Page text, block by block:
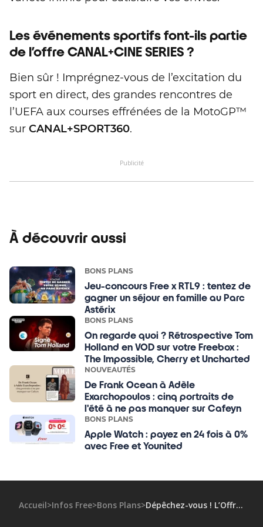
Les événements sportifs font-ils partie
de l’offre CANAL+CINE SERIES ?
Bien sûr ! Imprégnez-vous de l’excitation du
sport en direct, des grandes rencontres de
l’UEFA aux courses effrénées de la MotoGP™
sur CANAL+SPORT360.
Publicité
À découvrir aussi
BONS PLANS
Jeu-concours Free x RTL9 : tentez de
gagner un séjour en famille au Parc
Astérix
BONS PLANS
On regarde quoi ? Rétrospective Tom
Holland en VOD sur votre Freebox :
The Impossible, Cherry et Uncharted
NOUVEAUTÉS
De Frank Ocean à Adèle
Exarchopoulos : cinq portraits de
l'été à ne pas manquer sur Cafeyn
BONS PLANS
Apple Watch : payez en 24 fois à 0%
avec Free et Younited
Accueil>Infos Free>Bons Plans> Dépêchez-vous ! L’Offre Spéciale CANAL+CINE SERIES est à 25€99/mois pendant 12 mois !